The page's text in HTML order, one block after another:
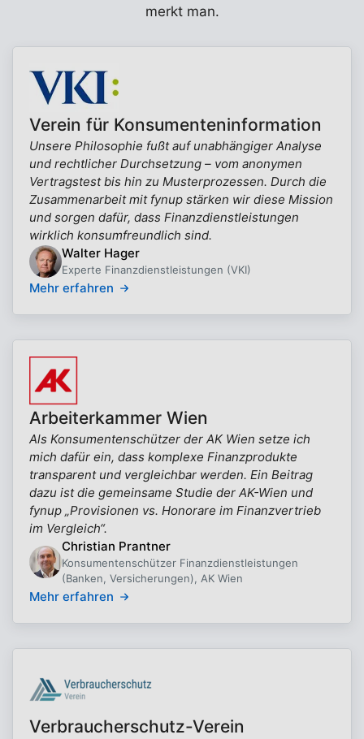
merkt man.
Verein für Konsumenteninformation
Unsere Philosophie fußt auf unabhängiger Analyse
und rechtlicher Durchsetzung – vom anonymen
Vertragstest bis hin zu Musterprozessen. Durch die
Zusammenarbeit mit fynup stärken wir diese Mission
und sorgen dafür, dass Finanzdienstleistungen
wirklich konsumfreundlich sind.
Walter Hager
Experte Finanzdienstleistungen (VKI)
Mehr erfahren
Arbeiterkammer Wien
Als Konsumentenschützer der AK Wien setze ich
mich dafür ein, dass komplexe Finanzprodukte
transparent und vergleichbar werden. Ein Beitrag
dazu ist die gemeinsame Studie der AK-Wien und
fynup „Provisionen vs. Honorare im Finanzvertrieb
im Vergleich“.
Christian Prantner
Konsumentenschützer Finanzdienstleistungen
(Banken, Versicherungen), AK Wien
Mehr erfahren
Verbraucherschutz-Verein